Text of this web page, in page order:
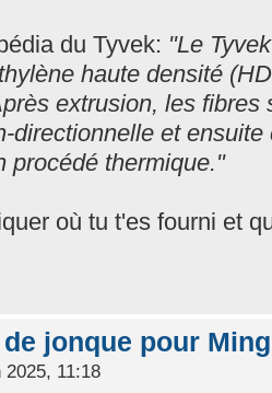
du Tyvek: "Le
haute densité
extrusion, les fibres
directionnelle et
procédé thermique."
où tu t'es fourni et
jonque pour
2025, 11:18